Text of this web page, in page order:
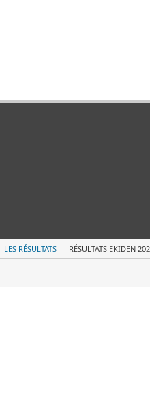
LES RÉSULTATS RÉSULTATS EKIDEN